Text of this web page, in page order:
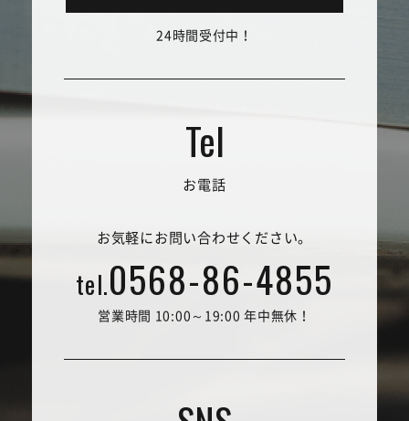
24時間受付中！
お電話
お気軽にお問い合わせください。
tel.0568-86-4855
営業時間 10:00～19:00 年中無休！